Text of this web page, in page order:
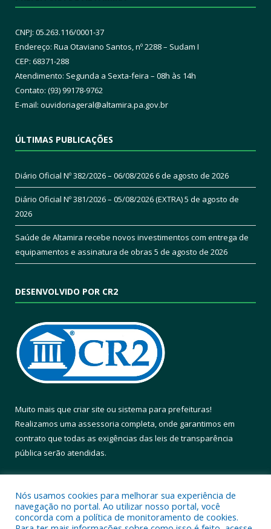
CNPJ: 05.263.116/0001-37
Endereço: Rua Otaviano Santos, nº 2288 – Sudam I
CEP: 68371-288
Atendimento: Segunda a Sexta-feira – 08h às 14h
Contato: (93) 99178-9762
E-mail: ouvidoriageral@altamira.pa.gov.br
ÚLTIMAS PUBLICAÇÕES
Diário Oficial Nº 382/2026 – 06/08/20266 de agosto de 2026
Diário Oficial Nº 381/2026 – 05/08/2026 (EXTRA)5 de agosto de
2026
Saúde de Altamira recebe novos investimentos com entrega de
equipamentos e assinatura de obras 5 de agosto de 2026
DESENVOLVIDO POR CR2
Muito mais que criar site ou sistema para prefeituras!
Realizamos uma assessoria completa, onde garantimos em
contrato que todas as exigências das leis de transparência
pública serão atendidas.
Nós usamos cookies para melhorar sua experiência de
navegação no portal. Ao utilizar nosso portal, você
concorda com a política de monitoramento de cookies.